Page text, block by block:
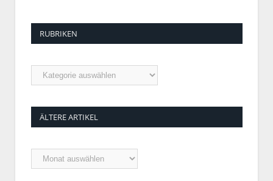
RUBRIKEN
Rubriken
ÄLTERE ARTIKEL
Ältere
Artikel